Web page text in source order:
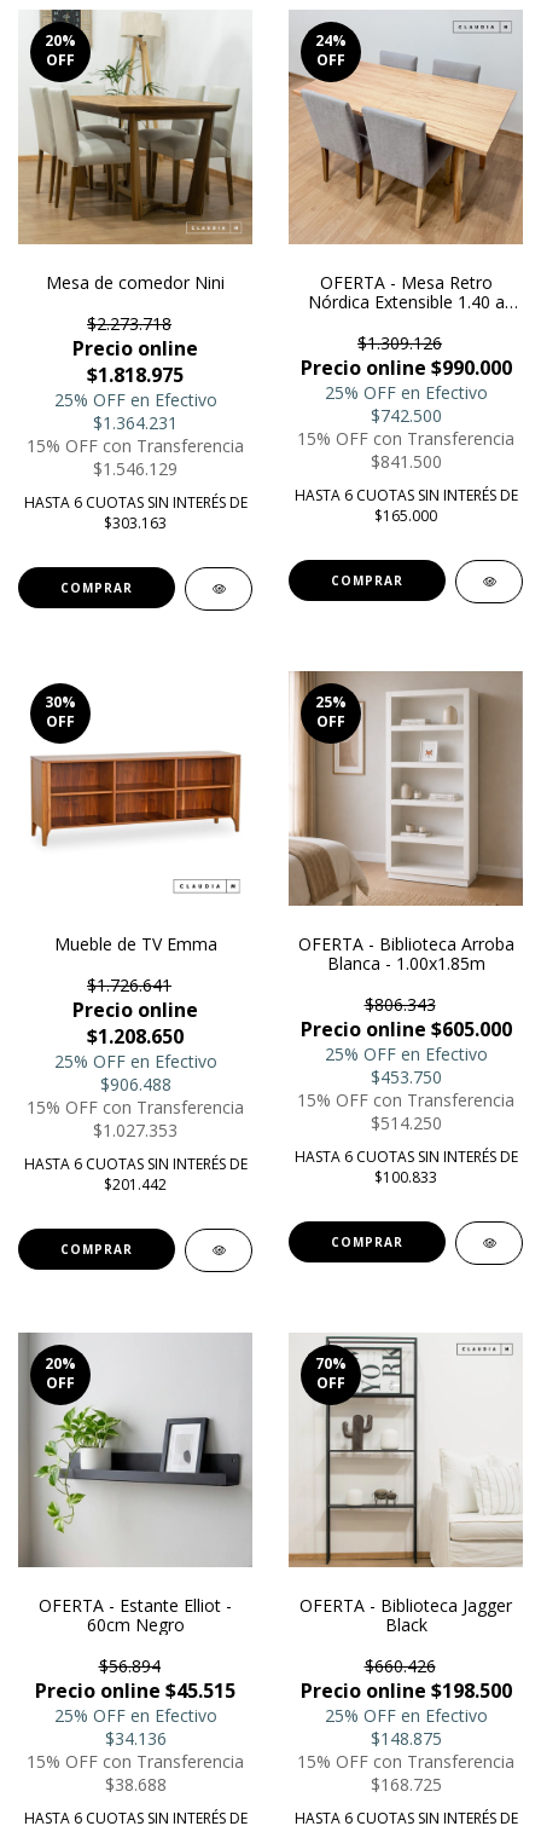
20%
OFF
Mesa de comedor Nini
$2.273.718
Precio online
$1.818.975
25% OFF en Efectivo
$1.364.231
15% OFF con Transferencia
$1.546.129
HASTA 6 CUOTAS SIN INTERÉS DE
$303.163
COMPRAR
24%
OFF
OFERTA - Mesa Retro
Nórdica Extensible 1.40 a
$1.309.126
Precio online $990.000
25% OFF en Efectivo
$742.500
15% OFF con Transferencia
$841.500
HASTA 6 CUOTAS SIN INTERÉS DE
$165.000
COMPRAR
30%
OFF
Mueble de TV Emma
$1.726.641
Precio online
$1.208.650
25% OFF en Efectivo
$906.488
15% OFF con Transferencia
$1.027.353
HASTA 6 CUOTAS SIN INTERÉS DE
$201.442
COMPRAR
25%
OFF
OFERTA - Biblioteca Arroba
Blanca - 1.00x1.85m
$806.343
Precio online $605.000
25% OFF en Efectivo
$453.750
15% OFF con Transferencia
$514.250
HASTA 6 CUOTAS SIN INTERÉS DE
$100.833
20%
OFF
OFERTA - Estante Elliot -
60cm Negro
$56.894
Precio online $45.515
25% OFF en Efectivo
$34.136
15% OFF con Transferencia
$38.688
HASTA 6 CUOTAS SIN INTERÉS DE
70%
OFF
OFERTA - Biblioteca Jagger
Black
$660.426
Precio online $198.500
25% OFF en Efectivo
$148.875
15% OFF con Transferencia
$168.725
HASTA 6 CUOTAS SIN INTERÉS DE